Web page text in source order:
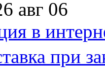
авг 06
в
при